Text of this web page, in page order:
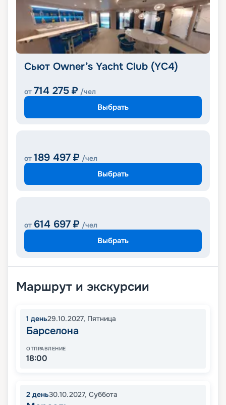
Сьют Owner’s Yacht Club (YC4)
от 714 275 ₽ /чел
Выбрать
от 189 497 ₽ /чел
Выбрать
от 614 697 ₽ /чел
Выбрать
Маршрут и экскурсии
1 день29.10.2027, Пятница
Барселона
ОТПРАВЛЕНИЕ
18:00
2 день30.10.2027, Суббота